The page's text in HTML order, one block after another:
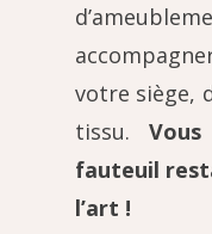
votre siège,
tissu.
fauteuil
l’art !